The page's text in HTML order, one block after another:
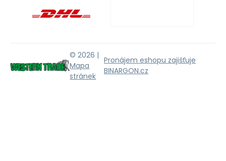
© 2026 |
Mapa
stránek
Pronájem eshopu zajišťuje
BINARGON.cz